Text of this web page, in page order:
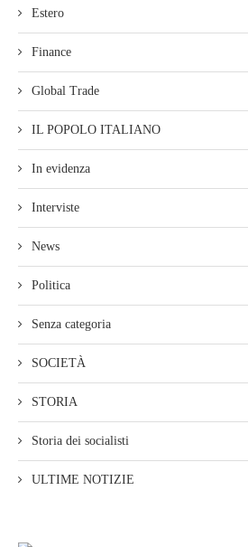
Estero
Finance
Global Trade
IL POPOLO ITALIANO
In evidenza
Interviste
News
Politica
Senza categoria
SOCIETÀ
STORIA
Storia dei socialisti
ULTIME NOTIZIE